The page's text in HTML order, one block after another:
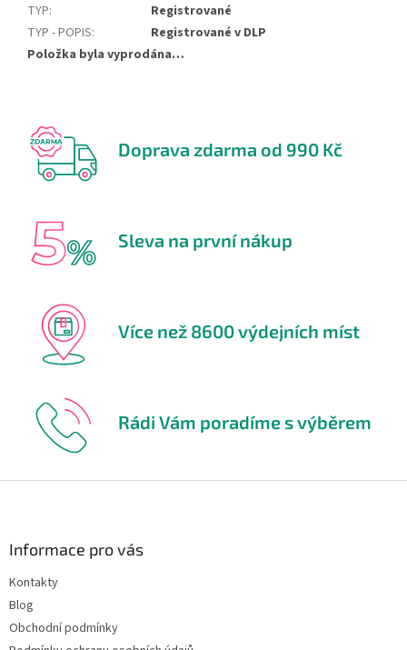
TYP:
Registrované
TYP - POPIS:
Registrované v DLP
Položka byla vyprodána…
Doprava zdarma od 990 Kč
Sleva na první nákup
Více než 8600 výdejních míst
Rádi Vám poradíme s výběrem
Informace pro vás
Kontakty
Blog
Obchodní podmínky